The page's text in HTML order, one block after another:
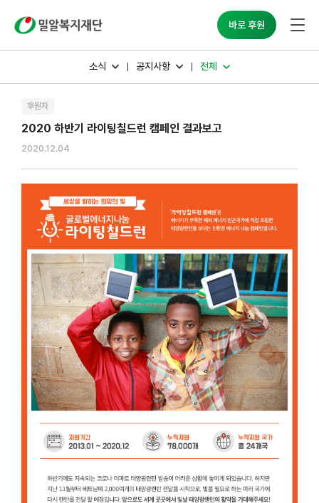
바로 후원
소식 공지사항 전체
후원자
2020 하반기 라이팅칠드런 캠페인 결과보고
2020.12.04